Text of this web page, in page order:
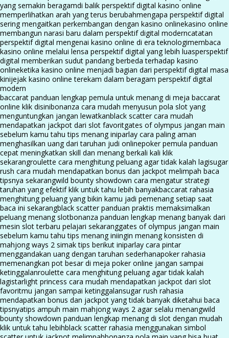
yang semakin beragamdi balik perspektif digital kasino online
memperlihatkan arah yang terus berubahmengapa perspektif digital
sering mengaitkan perkembangan dengan kasino onlinekasino online
membangun narasi baru dalam perspektif digital moderncatatan
perspektif digital mengenai kasino online di era teknologimembaca
kasino online melalui lensa perspektif digital yang lebih luasperspektif
digital memberikan sudut pandang berbeda terhadap kasino
onlineketika kasino online menjadi bagian dari perspektif digital masa
kinijejak kasino online terekam dalam beragam perspektif digital
modern
baccarat panduan lengkap pemula untuk menang di meja baccarat
online klik disinibonanza cara mudah menyusun pola slot yang
menguntungkan jangan lewatkanblack scatter cara mudah
mendapatkan jackpot dari slot favoritgates of olympus jangan main
sebelum kamu tahu tips menang iniparlay cara paling aman
menghasilkan uang dari taruhan judi onlinepoker pemula panduan
cepat meningkatkan skill dan menang berkali kali klik
sekarangroulette cara menghitung peluang agar tidak kalah lagisugar
rush cara mudah mendapatkan bonus dan jackpot melimpah baca
tipsnya sekarangwild bounty showdown cara mengatur strategi
taruhan yang efektif klik untuk tahu lebih banyakbaccarat rahasia
menghitung peluang yang bikin kamu jadi pemenang setiap saat
baca ini sekarangblack scatter panduan praktis memaksimalkan
peluang menang slotbonanza panduan lengkap menang banyak dari
mesin slot terbaru pelajari sekaranggates of olympus jangan main
sebelum kamu tahu tips menang iniingin menang konsisten di
mahjong ways 2 simak tips berikut iniparlay cara pintar
menggandakan uang dengan taruhan sederhanapoker rahasia
memenangkan pot besar di meja poker online jangan sampai
ketinggalanroulette cara menghitung peluang agar tidak kalah
lagistarlight princess cara mudah mendapatkan jackpot dari slot
favoritmu jangan sampai ketinggalansugar rush rahasia
mendapatkan bonus dan jackpot yang tidak banyak diketahui baca
tipsnyatips ampuh main mahjong ways 2 agar selalu menangwild
bounty showdown panduan lengkap menang di slot dengan mudah
klik untuk tahu lebihblack scatter rahasia menggunakan simbol